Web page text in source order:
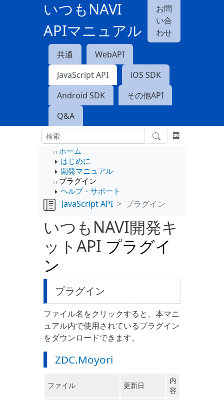
いつもNAVI
APIマニュアル
お問
い合
わせ
共通
WebAPI
JavaScript API
iOS SDK
Android SDK
その他API
Q&A
ホーム
はじめに
開発マニュアル
プラグイン
ヘルプ・サポート
JavaScript API プラグイン
いつもNAVI開発キ
ットAPI プラグイ
ン
プラグイン
ファイル名をクリックすると、本マニ
ュアル内で使用されているプラグイン
をダウンロードできます。
ZDC.Moyori
ファイル 更新日
内
容